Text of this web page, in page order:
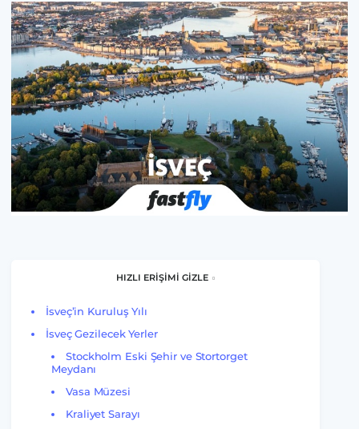
HIZLI ERİŞİMİ GİZLE
İsveç’in Kuruluş Yılı
İsveç Gezilecek Yerler
Stockholm Eski Şehir ve Stortorget
Meydanı
Vasa Müzesi
Kraliyet Sarayı